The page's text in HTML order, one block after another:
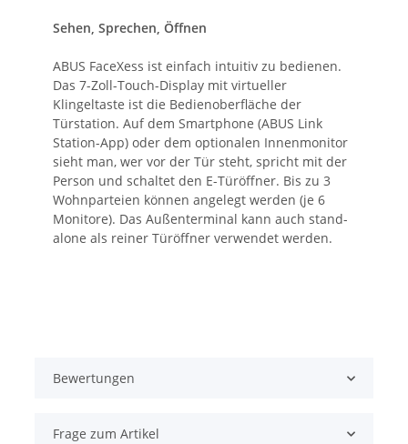
Sehen, Sprechen, Öffnen
ABUS FaceXess ist einfach intuitiv zu bedienen.
Das 7-Zoll-Touch-Display mit virtueller
Klingeltaste ist die Bedienoberfläche der
Türstation. Auf dem Smartphone (ABUS Link
Station-App) oder dem optionalen Innenmonitor
sieht man, wer vor der Tür steht, spricht mit der
Person und schaltet den E-Türöffner. Bis zu 3
Wohnparteien können angelegt werden (je 6
Monitore). Das Außenterminal kann auch stand-
alone als reiner Türöffner verwendet werden.
Bewertungen
Frage zum Artikel